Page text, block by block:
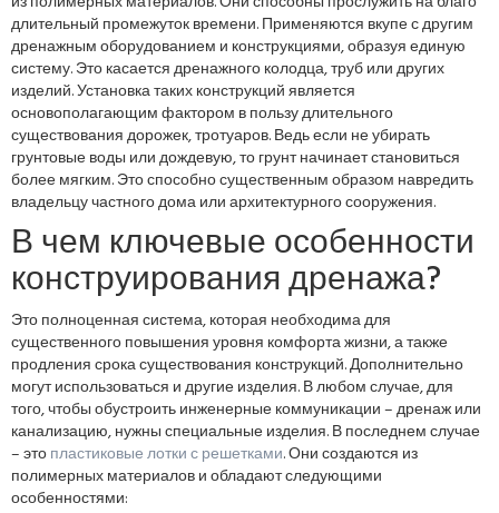
длительный промежуток времени. Применяются вкупе с другим
дренажным оборудованием и конструкциями, образуя единую
систему. Это касается дренажного колодца, труб или других
изделий. Установка таких конструкций является
основополагающим фактором в пользу длительного
существования дорожек, тротуаров. Ведь если не убирать
грунтовые воды или дождевую, то грунт начинает становиться
более мягким. Это способно существенным образом навредить
владельцу частного дома или архитектурного сооружения.
В чем ключевые особенности
конструирования дренажа?
Это полноценная система, которая необходима для
существенного повышения уровня комфорта жизни, а также
продления срока существования конструкций. Дополнительно
могут использоваться и другие изделия. В любом случае, для
того, чтобы обустроить инженерные коммуникации – дренаж или
канализацию, нужны специальные изделия. В последнем случае
– этопластиковые лотки с решетками. Они создаются из
полимерных материалов и обладают следующими
особенностями: